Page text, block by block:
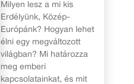
Milyen lesz a mi kis
Erdélyünk, Közép-
Európánk? Hogyan lehet
élni egy megváltozott
világban? Mi határozza
meg emberi
kapcsolatainkat, és mit